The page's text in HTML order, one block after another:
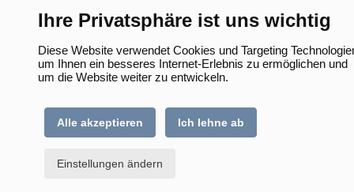
Ihre Privatsphäre ist uns wichtig
Diese Website verwendet Cookies und Targeting
um Ihnen ein besseres Internet-Erlebnis zu ermöglichen und
um die Website weiter zu entwickeln.
Alle akzeptieren Ich lehne ab
Einstellungen ändern